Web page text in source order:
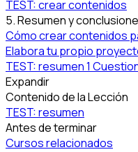
TEST: crear contenidos
5. Resumen y
Cómo crear contenidos
Elabora tu propio
TEST: resumen1
Expandir
Contenido de la Lección
TEST: resumen
Antes de terminar
Cursos relacionados